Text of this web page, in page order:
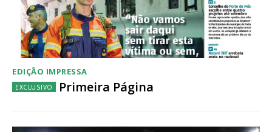
EDIÇÃO IMPRESSA
Primeira Página